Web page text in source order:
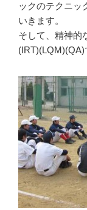
ックのテクニッ
いきます。
そして、精神的
(IRT)(LQM)(QA)